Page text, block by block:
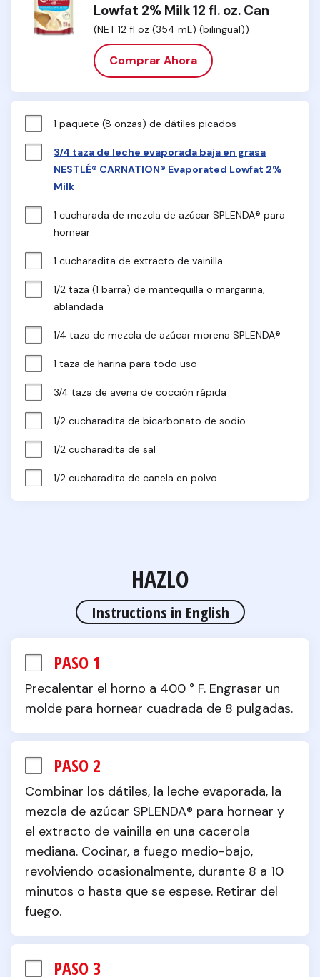
Lowfat 2% Milk 12 fl. oz. Can
(NET 12 fl oz (354 mL) (bilingual))
Comprar Ahora
1 paquete (8 onzas) de dátiles picados
3/4 taza de leche evaporada baja en grasa
NESTLÉ® CARNATION® Evaporated Lowfat 2%
Milk
1 cucharada de mezcla de azúcar SPLENDA® para
hornear
1 cucharadita de extracto de vainilla
1/2 taza (1 barra) de mantequilla o margarina,
ablandada
1/4 taza de mezcla de azúcar morena SPLENDA®
1 taza de harina para todo uso
3/4 taza de avena de cocción rápida
1/2 cucharadita de bicarbonato de sodio
1/2 cucharadita de sal
1/2 cucharadita de canela en polvo
HAZLO
Instructions in English
PASO 1
Precalentar el horno a 400 ° F. Engrasar un
molde para hornear cuadrada de 8 pulgadas.
PASO 2
Combinar los dátiles, la leche evaporada, la
mezcla de azúcar SPLENDA® para hornear y
el extracto de vainilla en una cacerola
mediana. Cocinar, a fuego medio-bajo,
revolviendo ocasionalmente, durante 8 a 10
minutos o hasta que se espese. Retirar del
fuego.
PASO 3